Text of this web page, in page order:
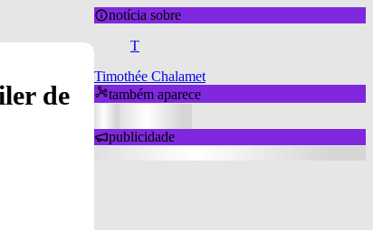
de
notícia sobre
T
Timothée Chalamet
também aparece
publicidade